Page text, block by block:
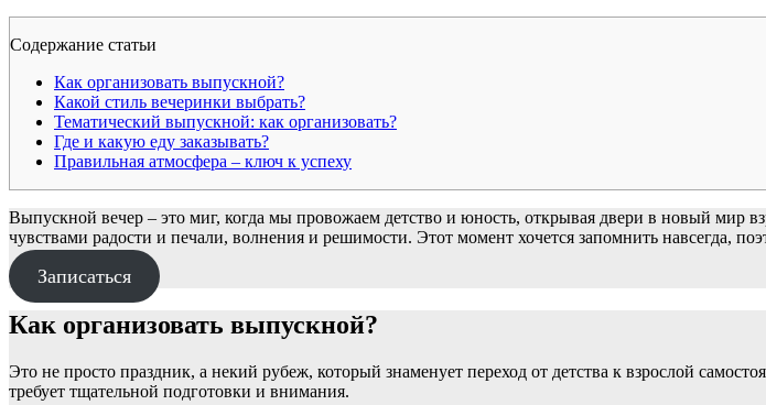
Содержание статьи
Как организовать выпускной?
Какой стиль вечеринки выбрать?
Тематический выпускной: как организовать?
Где и какую еду заказывать?
Правильная атмосфера – ключ к успеху
Выпускной вечер – это миг, когда мы провожаем детство и юность, открывая двери в новый
чувствами радости и печали, волнения и решимости. Этот момент хочется запомнить навсегда,
Записаться
Как организовать выпускной?
Это не просто праздник, а некий рубеж, который знаменует переход от детства к взрослой
требует тщательной подготовки и внимания.